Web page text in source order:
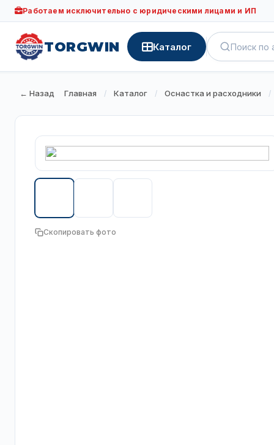
Работаем исключительно с юридическими лицами и ИП
TORGWIN Каталог
← Назад Главная / Каталог / Оснастка и расходники /
Скопировать фото